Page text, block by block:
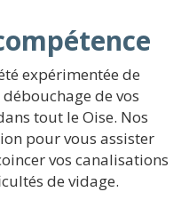
expérimentée de
de vos
tout le Oise. Nos
pour vous assister
vos canalisations
de vidage.